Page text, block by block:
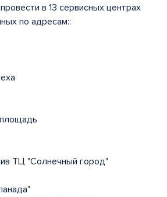
в 13 сервисных центрах
по адресам::
ТЦ "Солнечный город"